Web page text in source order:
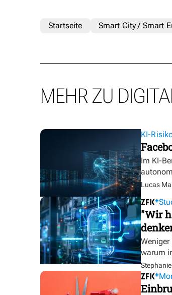
Startseite Smart City / Smart
MEHR ZU
KI-
Im KI-
Lucas
"Wir
warum